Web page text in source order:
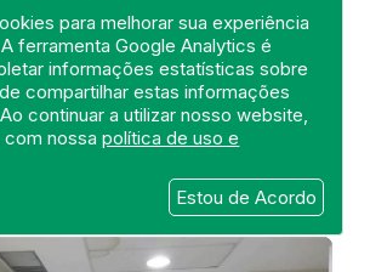
para melhorar sua experiência
ferramenta Google Analytics é
informações estatísticas sobre
compartilhar estas informações
continuar a utilizar nosso website,
com nossapolítica de uso e
Estou de Acordo
RIO DE JANEIRO
ATO MÉDICO